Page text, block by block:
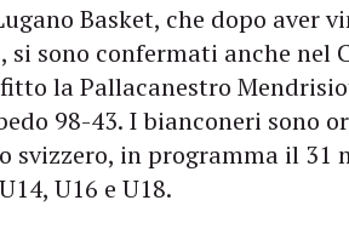
Basket, che dopo aver
si sono confermati anche nel
la Pallacanestro
98-43. I bianconeri sono
svizzero, in programma il 31
U16 e U18.